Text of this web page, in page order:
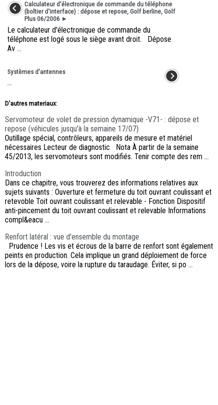
Calculateur d'électronique de commande du téléphone
(boîtier d'interface) : dépose et repose, Golf berline, Golf
Plus 06/2006 ►
Le calculateur d'électronique de commande du
téléphone est logé sous le siège avant droit. Dépose
Av ...
Systèmes d'antennes
...
D'autres materiaux:
Servomoteur de volet de pression dynamique -V71- : dépose et
repose (véhicules jusqu'à la semaine 17/07)
Outillage spécial, contrôleurs, appareils de mesure et matériel
nécessaires Lecteur de diagnostic Nota À partir de la semaine
45/2013, les servomoteurs sont modifiés. Tenir compte des rem ...
Introduction
Dans ce chapitre, vous trouverez des informations relatives aux
sujets suivants : Ouverture et fermeture du toit ouvrant coulissant et
retevoble Toit ouvrant coulissant et relevable - Fonction Dispositif
anti-pincement du toit ouvrant coulissant et relevable Informations
compl&eacu ...
Renfort latéral : vue d'ensemble du montage
Prudence ! Les vis et écrous de la barre de renfort sont également
peints en production. Cela implique un grand déploiement de force
lors de la dépose, voire la rupture du taraudage. Éviter, si po ...